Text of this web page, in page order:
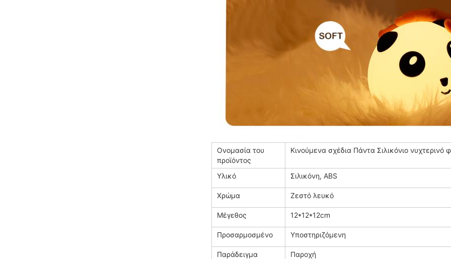
Ονομασία του
προϊόντος
Κινούμενα σχέδια Πάντα Σιλικόνιο νυχτερινό
Υλικό Σιλικόνη, ABS
Χρώμα Ζεστό λευκό
Μέγεθος 12*12*12cm
Προσαρμοσμένο Υποστηριζόμενη
Παράδειγμα
Παροχή